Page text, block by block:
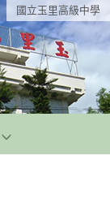
國立玉里高級中學